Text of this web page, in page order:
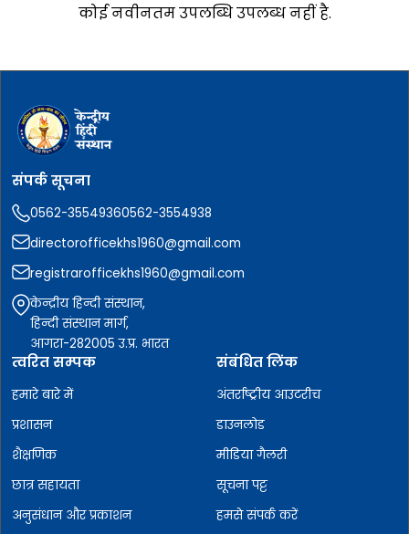
कोई नवीनतम उपलब्धि उपलब्ध नहीं है.
संपर्क सूचना
0562-35549360562-3554938
directorofficekhs1960@gmail.com
registrarofficekhs1960@gmail.com
केन्द्रीय हिन्दी संस्थान,
हिन्दी संस्थान मार्ग,
आगरा-282005 उ.प्र. भारत
त्वरित सम्पक
हमारे बारे में
प्रशासन
शैक्षणिक
छात्र सहायता
अनुसंधान और प्रकाशन
संबंधित लिंक
अंतर्राष्ट्रीय आउटरीच
डाउनलोड
मीडिया गैलरी
सूचना पट्ट
हमसे संपर्क करें